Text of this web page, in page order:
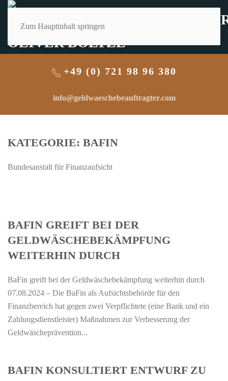
Zum Hauptinhalt springen
+49 (0) 721 98 96 380
info@geldwaeschebeauftragter.com
KATEGORIE: BAFIN
Bundesanstalt für Finanzaufsicht
BAFIN GREIFT BEI DER
GELDWÄSCHEBEKÄMPFUNG
WEITERHIN DURCH
BaFin greift bei der Geldwäschebekämpfung weiterhin durch
07.08.2024 – Die BaFin als Aufsichtsbehörde für den
Finanzbereich hat gegen zwei Verpflichtete (eine Bank und ein
Zahlungsdienstleister) Maßnahmen zur Verbesserung der
Geldwäscheprävention...
BAFIN KONSULTIERT ENTWURF ZU